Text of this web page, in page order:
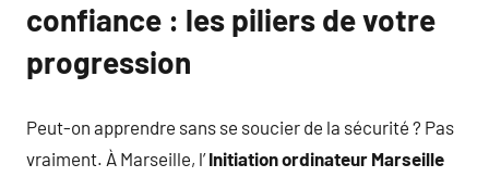
confiance : les piliers de votre
progression
Peut-on apprendre sans se soucier de la sécurité ? Pas
vraiment. À Marseille, l’Initiation ordinateur Marseille